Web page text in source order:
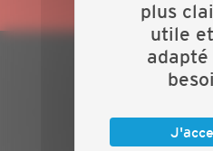
PLAN DU
Actualités
Evénements
plus
utile
adapté